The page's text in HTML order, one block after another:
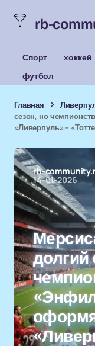
rb-
Спорт хоккей
футбол
Главная
сезон, но
«Ливерпуль» –
rb-
14-01-2026
долгий